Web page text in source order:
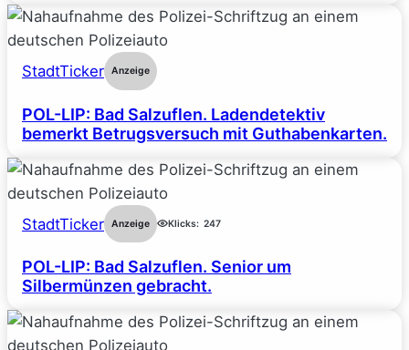
StadtTicker Anzeige
POL-LIP: Bad Salzuflen. Ladendetektiv
bemerkt Betrugsversuch mit Guthabenkarten.
StadtTicker Anzeige Klicks: 247
POL-LIP: Bad Salzuflen. Senior um
Silbermünzen gebracht.